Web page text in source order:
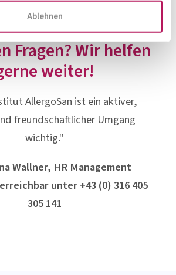
Ablehnen
Fragen? Wir helfen
weiter!
AllergoSan ist ein aktiver,
freundschaftlicher Umgang
wichtig."
Wallner, HR Management
unter+43 (0) 316 405
305 141